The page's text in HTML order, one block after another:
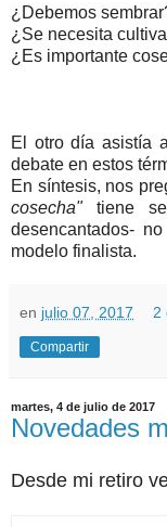
¿Debemos
¿Se necesita
¿Es importante
El otro día asistía
debate en estos
En síntesis, nos
cosecha"tiene
desencantados- no
modelo finalista.
en julio 07, 2017 2
Compartir
martes, 4 de julio de 2017
Novedades
Desde mi retiro